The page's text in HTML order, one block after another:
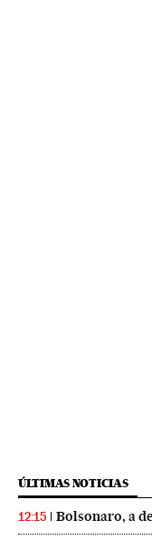
ÚLTIMAS NOTICIAS
12:15 Bolsonaro, a